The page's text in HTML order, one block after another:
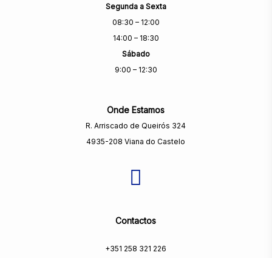
Segunda a Sexta
08:30 – 12:00
14:00 – 18:30
Sábado
9:00 – 12:30
Onde Estamos
R. Arriscado de Queirós 324
4935-208 Viana do Castelo
Contactos
+351 258 321 226